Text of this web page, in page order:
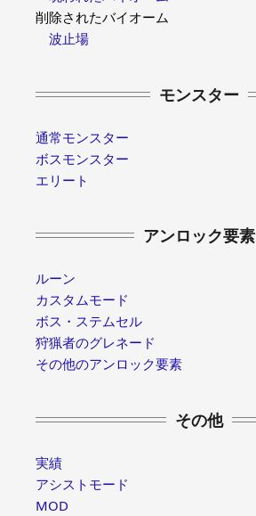
削除されたバイオーム
波止場
モンスター
通常モンスター
ボスモンスター
エリート
アンロック要素
ルーン
カスタムモード
ボス・ステムセル
狩猟者のグレネード
その他のアンロック要素
その他
実績
アシストモード
MOD